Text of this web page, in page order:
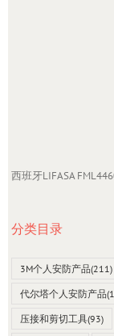
西班牙LIFASA
分类目录
3M个人安防产品(211)
代尔塔个人安防产品
压接和剪切工具(93)